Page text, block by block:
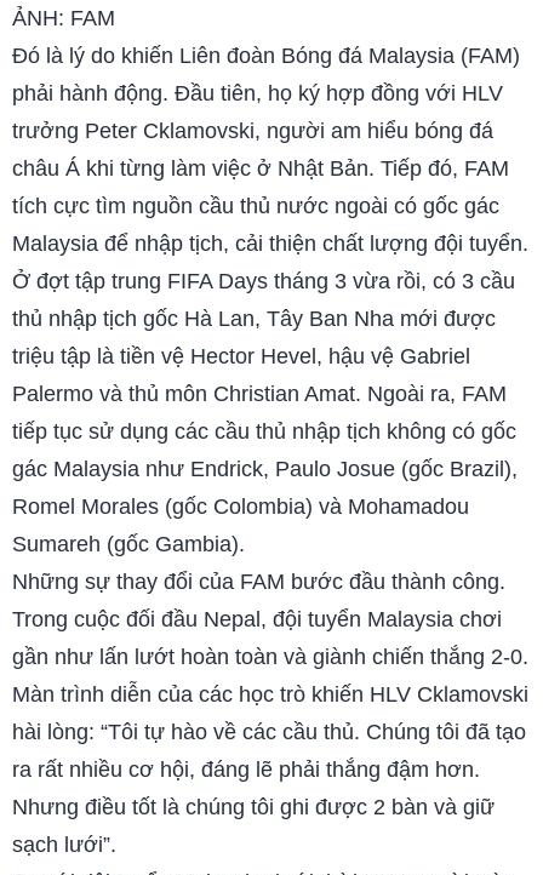
ẢNH: FAM
Đó là lý do khiến Liên đoàn Bóng đá Malaysia (FAM)
phải hành động. Đầu tiên, họ ký hợp đồng với HLV
trưởng Peter Cklamovski, người am hiểu bóng đá
châu Á khi từng làm việc ở Nhật Bản. Tiếp đó, FAM
tích cực tìm nguồn cầu thủ nước ngoài có gốc gác
Malaysia để nhập tịch, cải thiện chất lượng đội tuyển.
Ở đợt tập trung FIFA Days tháng 3 vừa rồi, có 3 cầu
thủ nhập tịch gốc Hà Lan, Tây Ban Nha mới được
triệu tập là tiền vệ Hector Hevel, hậu vệ Gabriel
Palermo và thủ môn Christian Amat. Ngoài ra, FAM
tiếp tục sử dụng các cầu thủ nhập tịch không có gốc
gác Malaysia như Endrick, Paulo Josue (gốc Brazil),
Romel Morales (gốc Colombia) và Mohamadou
Sumareh (gốc Gambia).
Những sự thay đổi của FAM bước đầu thành công.
Trong cuộc đối đầu Nepal, đội tuyển Malaysia chơi
gần như lấn lướt hoàn toàn và giành chiến thắng 2-0.
Màn trình diễn của các học trò khiến HLV Cklamovski
hài lòng: “Tôi tự hào về các cầu thủ. Chúng tôi đã tạo
ra rất nhiều cơ hội, đáng lẽ phải thắng đậm hơn.
Nhưng điều tốt là chúng tôi ghi được 2 bàn và giữ
sạch lưới”.